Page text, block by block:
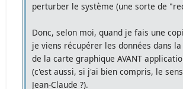
perturber le système (une sorte de
Donc, selon moi, quand je fais une
je viens récupérer les données dans
de la carte graphique AVANT
(c'est aussi, si j'ai bien compris, le
Jean-Claude ?).